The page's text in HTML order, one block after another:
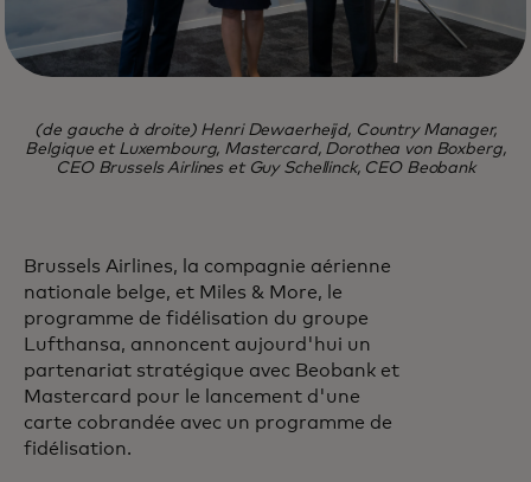
(de gauche à droite) Henri Dewaerheijd, Country Manager,
Belgique et Luxembourg, Mastercard, Dorothea von Boxberg,
CEO Brussels Airlines et Guy Schellinck, CEO Beobank
Brussels Airlines, la compagnie aérienne
nationale belge, et Miles & More, le
programme de fidélisation du groupe
Lufthansa, annoncent aujourd'hui un
partenariat stratégique avec Beobank et
Mastercard pour le lancement d'une
carte cobrandée avec un programme de
fidélisation.